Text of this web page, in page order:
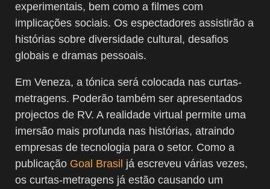
experimentais, bem como a filmes com
implicações sociais. Os espectadores assistirão a
histórias sobre diversidade cultural, desafios
globais e dramas pessoais.
Em Veneza, a tónica será colocada nas curtas-
metragens. Poderão também ser apresentados
projectos de RV. A realidade virtual permite uma
imersão mais profunda nas histórias, atraindo
empresas de tecnologia para o setor. Como a
publicação Goal Brasil já escreveu várias vezes,
os curtas-metragens já estão causando um